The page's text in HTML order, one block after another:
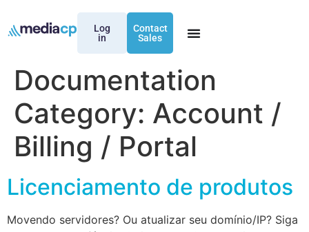
Log
in
Contact
Sales
Documentation
Category: Account /
Billing / Portal
Licenciamento de produtos
Movendo servidores? Ou atualizar seu domínio/IP? Siga